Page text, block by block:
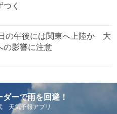
く
の午後には関東へ上陸か 大
影響に注意
ダーで雨を回避！
天気予報アプリ